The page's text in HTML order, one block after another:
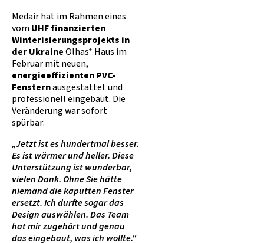
Medair hat im Rahmen eines
vomUHF finanzierten
Winterisierungsprojekts in
der UkraineOlhas* Haus im
Februar mit neuen,
energieeffizienten PVC-
Fensternausgestattet und
professionell eingebaut. Die
Veränderung war sofort
spürbar:
„Jetzt ist es hundertmal besser.
Es ist wärmer und heller. Diese
Unterstützung ist wunderbar,
vielen Dank. Ohne Sie hätte
niemand die kaputten Fenster
ersetzt. Ich durfte sogar das
Design auswählen. Das Team
hat mir zugehört und genau
das eingebaut, was ich wollte.“